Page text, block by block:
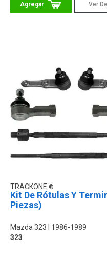
Ver
TRACKONE
Kit De Rótulas Y
Piezas)
Mazda 323
1986-1989
323